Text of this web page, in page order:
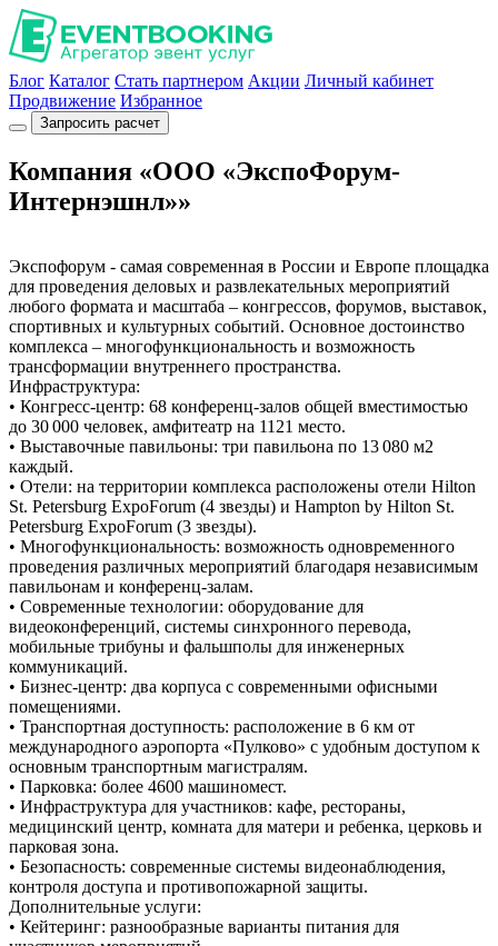
Блог Каталог Стать партнером Акции Личный кабинет
Продвижение Избранное
Запросить расчет
Компания «ООО «ЭкспоФорум-
Интернэшнл»»
Экспофорум - самая современная в России и Европе площадка
для проведения деловых и развлекательных мероприятий
любого формата и масштаба – конгрессов, форумов, выставок,
спортивных и культурных событий. Основное достоинство
комплекса – многофункциональность и возможность
трансформации внутреннего пространства.
Инфраструктура:
• Конгресс-центр: 68 конференц-залов общей вместимостью
до 30 000 человек, амфитеатр на 1121 место.
• Выставочные павильоны: три павильона по 13 080 м2
каждый.
• Отели: на территории комплекса расположены отели Hilton
St. Petersburg ExpoForum (4 звезды) и Hampton by Hilton St.
Petersburg ExpoForum (3 звезды).
• Многофункциональность: возможность одновременного
проведения различных мероприятий благодаря независимым
павильонам и конференц-залам.
• Современные технологии: оборудование для
видеоконференций, системы синхронного перевода,
мобильные трибуны и фальшполы для инженерных
коммуникаций.
• Бизнес-центр: два корпуса с современными офисными
помещениями.
• Транспортная доступность: расположение в 6 км от
международного аэропорта «Пулково» с удобным доступом к
основным транспортным магистралям.
• Парковка: более 4600 машиномест.
• Инфраструктура для участников: кафе, рестораны,
медицинский центр, комната для матери и ребенка, церковь и
парковая зона.
• Безопасность: современные системы видеонаблюдения,
контроля доступа и противопожарной защиты.
Дополнительные услуги:
• Кейтеринг: разнообразные варианты питания для